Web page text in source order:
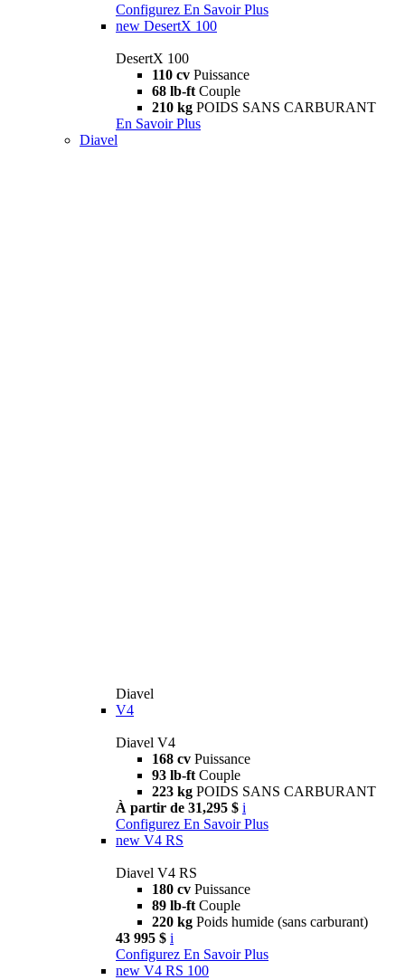
Configurez En Savoir Plus
new DesertX 100
DesertX 100
110 cv Puissance
68 lb-ft Couple
210 kg POIDS SANS CARBURANT
En Savoir Plus
Diavel
Diavel
V4
Diavel V4
168 cv Puissance
93 lb-ft Couple
223 kg POIDS SANS CARBURANT
À partir de 31,295 $ i
Configurez En Savoir Plus
new V4 RS
Diavel V4 RS
180 cv Puissance
89 lb-ft Couple
220 kg Poids humide (sans carburant)
43 995 $ i
Configurez En Savoir Plus
new V4 RS 100